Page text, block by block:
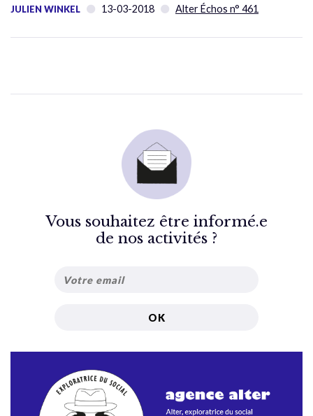
JULIEN WINKEL 13-03-2018 Alter Échos n° 461
Vous souhaitez être informé.e
de nos activités ?